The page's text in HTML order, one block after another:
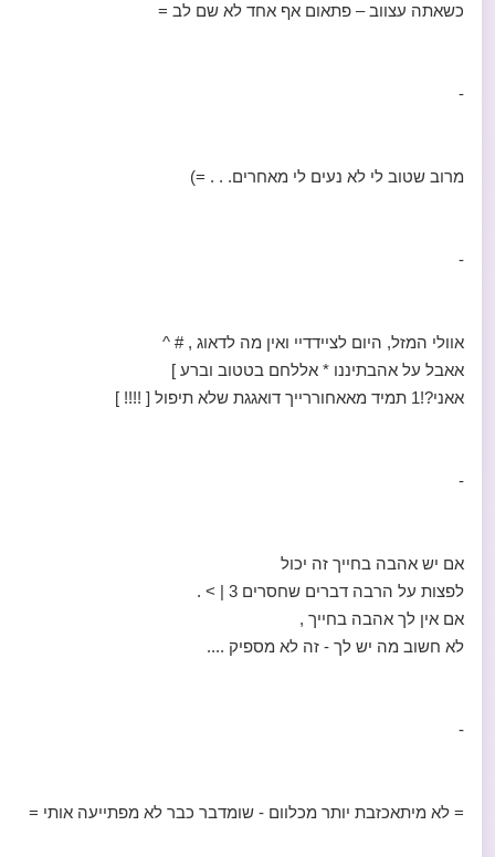
כשאתה עצווב – פתאום אף אחד לא שם לב =
-
מרוב שטוב לי לא נעים לי מאחרים. . . =)
-
אוולי המזל, היום לציידדיי ואין מה לדאוג , # ^
אאבל על אהבתיננו * אללחם בטטוב וברע ]
אאני?!1 תמיד מאאחוררייך דואגגת שלא תיפול [ !!!! ]
-
אם יש אהבה בחייך זה יכול
לפצות על הרבה דברים שחסרים 3 | > .
אם אין לך אהבה בחייך ,
לא חשוב מה יש לך - זה לא מספיק ....
-
= לא מיתאכזבת יותר מכלוום - שומדבר כבר לא מפתייעה אותי =